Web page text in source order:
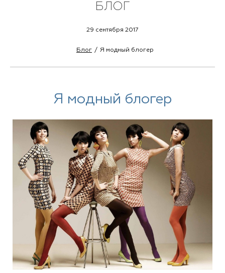
БЛОГ
29 сентября 2017
Блог Я модный блогер
Я модный блогер